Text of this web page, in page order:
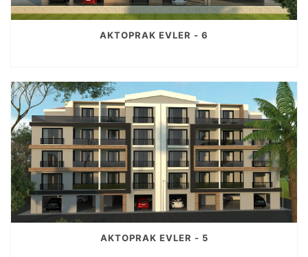
AKTOPRAK EVLER - 6
AKTOPRAK EVLER - 5